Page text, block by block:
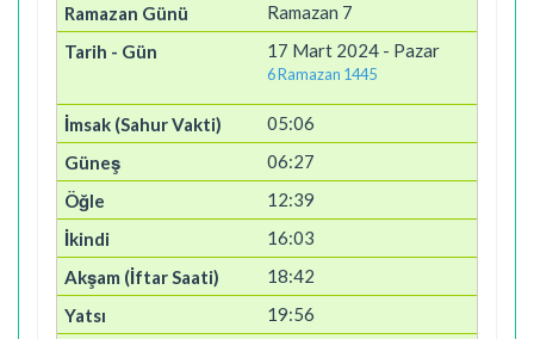
Ramazan 7
17 Mart 2024 - Pazar
6 Ramazan 1445
05:06
06:27
12:39
16:03
18:42
19:56